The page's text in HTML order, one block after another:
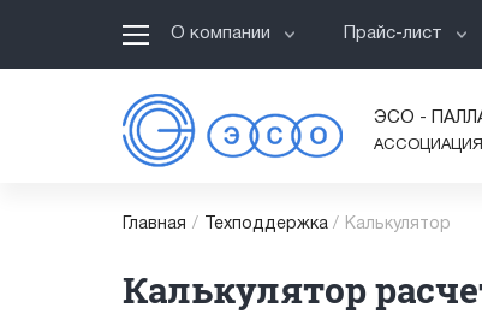
О компании Прайс-лист
ЭСО -
Главная / Техподдержка / Калькулятор
Калькулятор